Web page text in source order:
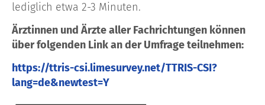
lediglich etwa 2-3 Minuten.
Ärztinnen und Ärzte aller Fachrichtungen können
über folgenden Link an der Umfrage teilnehmen:
https://ttris-csi.limesurvey.net/TTRIS-CSI?
lang=de&newtest=Y